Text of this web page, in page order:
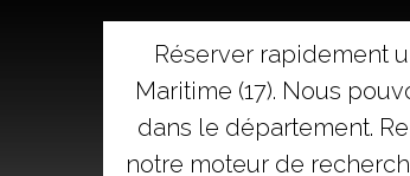
Réserver rapidement
Maritime (17). Nous
dans le département.
notre moteur de